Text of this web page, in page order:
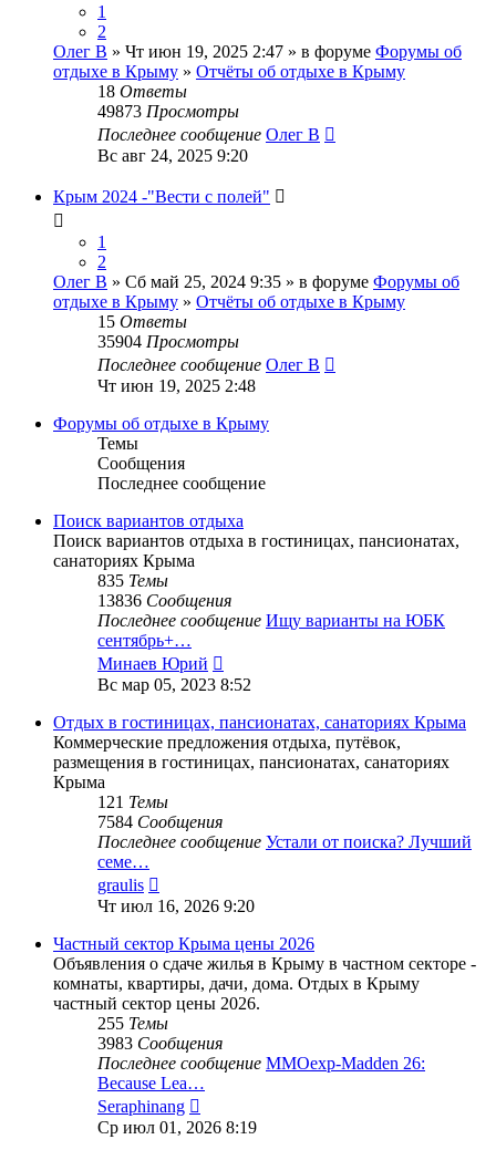
1
2
Олег В » Чт июн 19, 2025 2:47 » в форуме Форумы об
отдыхе в Крыму » Отчёты об отдыхе в Крыму
18 Ответы
49873 Просмотры
Последнее сообщение Олег В
Вс авг 24, 2025 9:20
Крым 2024 -"Вести с полей"
1
2
Олег В » Сб май 25, 2024 9:35 » в форуме Форумы об
отдыхе в Крыму » Отчёты об отдыхе в Крыму
15 Ответы
35904 Просмотры
Последнее сообщение Олег В
Чт июн 19, 2025 2:48
Форумы об отдыхе в Крыму
Темы
Сообщения
Последнее сообщение
Поиск вариантов отдыха
Поиск вариантов отдыха в гостиницах, пансионатах,
санаториях Крыма
835 Темы
13836 Сообщения
Последнее сообщение Ищу варианты на ЮБК
сентябрь+…
Минаев Юрий
к
сообщению
Вс мар 05, 2023 8:52
Отдых в гостиницах, пансионатах, санаториях Крыма
Коммерческие предложения отдыха, путёвок,
размещения в гостиницах, пансионатах, санаториях
Крыма
121 Темы
7584 Сообщения
Последнее сообщение Устали от поиска? Лучший
семе…
graulis
к
последнему
сообщению
Чт июл 16, 2026 9:20
Частный сектор Крыма цены 2026
Объявления о сдаче жилья в Крыму в частном секторе -
комнаты, квартиры, дачи, дома. Отдых в Крыму
частный сектор цены 2026.
255 Темы
3983 Сообщения
Последнее сообщение MMOexp-Madden 26:
Because Lea…
Seraphinang
к
Ср июл 01, 2026 8:19